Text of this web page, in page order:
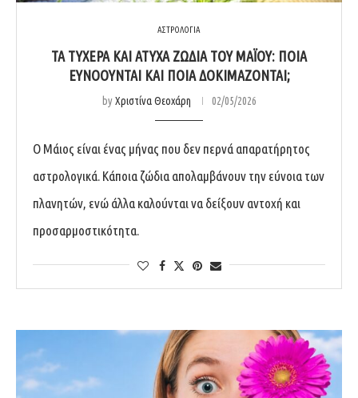
ΑΣΤΡΟΛΟΓΙΑ
ΤΑ ΤΥΧΕΡΆ ΚΑΙ ΆΤΥΧΑ ΖΏΔΙΑ ΤΟΥ ΜΑΪ́ΟΥ: ΠΟΙΑ
ΕΥΝΟΟΎΝΤΑΙ ΚΑΙ ΠΟΙΑ ΔΟΚΙΜΆΖΟΝΤΑΙ;
byΧριστίνα Θεοχάρη 02/05/2026
Ο Μάιος είναι ένας μήνας που δεν περνά απαρατήρητος
αστρολογικά. Κάποια ζώδια απολαμβάνουν την εύνοια των
πλανητών, ενώ άλλα καλούνται να δείξουν αντοχή και
προσαρμοστικότητα.